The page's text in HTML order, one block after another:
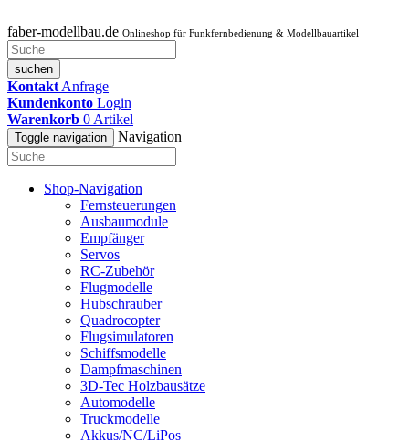
faber-modellbau.de Onlineshop für Funkfernbedienung & Modellbauartikel
suchen
Kontakt Anfrage
Kundenkonto Login
Warenkorb 0 Artikel
Toggle navigation Navigation
Shop-Navigation
Fernsteuerungen
Ausbaumodule
Empfänger
Servos
RC-Zubehör
Flugmodelle
Hubschrauber
Quadrocopter
Flugsimulatoren
Schiffsmodelle
Dampfmaschinen
3D-Tec Holzbausätze
Automodelle
Truckmodelle
Akkus/NC/LiPos